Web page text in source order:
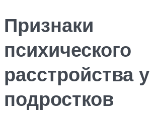
Признаки
психического
расстройства у
подростков